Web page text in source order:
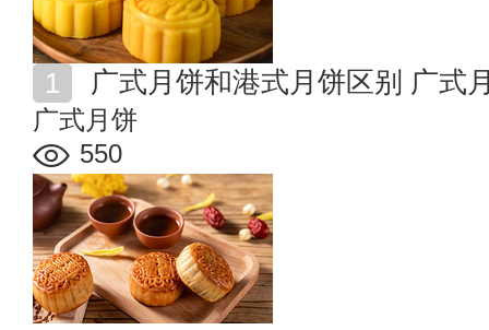
广式月饼和港式月饼区别 广式
广式月饼
550